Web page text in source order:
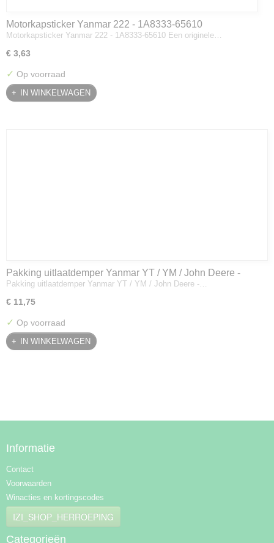
Motorkapsticker Yanmar 222 - 1A8333-65610
Motorkapsticker Yanmar 222 - 1A8333-65610 Een originele…
€ 3,63
✓ Op voorraad
IN WINKELWAGEN
Pakking uitlaatdemper Yanmar YT / YM / John Deere -
128300-13230
Pakking uitlaatdemper Yanmar YT / YM / John Deere -…
€ 11,75
✓ Op voorraad
IN WINKELWAGEN
Informatie
Contact
Voorwaarden
Winacties en kortingscodes
IZI_SHOP_HERROEPING
Categorieën